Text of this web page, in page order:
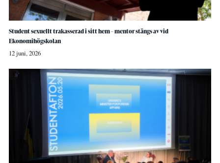
Student sexuellt trakasserad i sitt hem – mentor stängs av vid
Ekonomihögskolan
12 juni, 2026